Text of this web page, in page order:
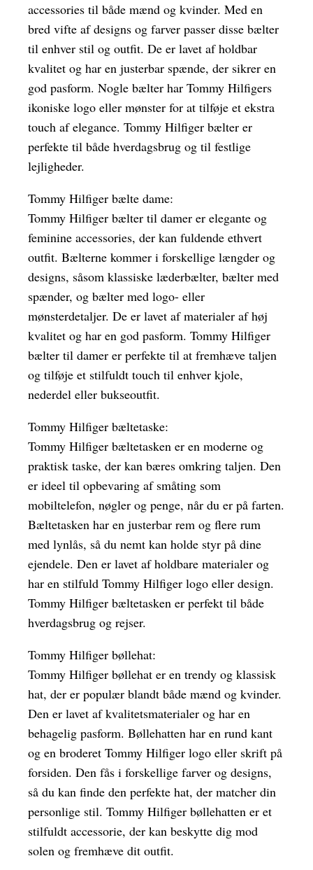
accessories til både mænd og kvinder. Med en
bred vifte af designs og farver passer disse bælter
til enhver stil og outfit. De er lavet af holdbar
kvalitet og har en justerbar spænde, der sikrer en
god pasform. Nogle bælter har Tommy Hilfigers
ikoniske logo eller mønster for at tilføje et ekstra
touch af elegance. Tommy Hilfiger bælter er
perfekte til både hverdagsbrug og til festlige
lejligheder.
Tommy Hilfiger bælte dame:
Tommy Hilfiger bælter til damer er elegante og
feminine accessories, der kan fuldende ethvert
outfit. Bælterne kommer i forskellige længder og
designs, såsom klassiske læderbælter, bælter med
spænder, og bælter med logo- eller
mønsterdetaljer. De er lavet af materialer af høj
kvalitet og har en god pasform. Tommy Hilfiger
bælter til damer er perfekte til at fremhæve taljen
og tilføje et stilfuldt touch til enhver kjole,
nederdel eller bukseoutfit.
Tommy Hilfiger bæltetaske:
Tommy Hilfiger bæltetasken er en moderne og
praktisk taske, der kan bæres omkring taljen. Den
er ideel til opbevaring af småting som
mobiltelefon, nøgler og penge, når du er på farten.
Bæltetasken har en justerbar rem og flere rum
med lynlås, så du nemt kan holde styr på dine
ejendele. Den er lavet af holdbare materialer og
har en stilfuld Tommy Hilfiger logo eller design.
Tommy Hilfiger bæltetasken er perfekt til både
hverdagsbrug og rejser.
Tommy Hilfiger bøllehat:
Tommy Hilfiger bøllehat er en trendy og klassisk
hat, der er populær blandt både mænd og kvinder.
Den er lavet af kvalitetsmaterialer og har en
behagelig pasform. Bøllehatten har en rund kant
og en broderet Tommy Hilfiger logo eller skrift på
forsiden. Den fås i forskellige farver og designs,
så du kan finde den perfekte hat, der matcher din
personlige stil. Tommy Hilfiger bøllehatten er et
stilfuldt accessorie, der kan beskytte dig mod
solen og fremhæve dit outfit.